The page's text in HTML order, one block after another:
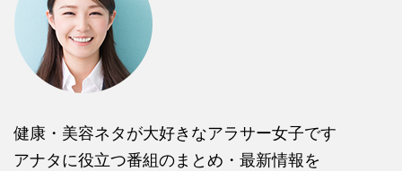
健康・美容ネタが大好きなアラサー女子です
アナタに役立つ番組のまとめ・最新情報を